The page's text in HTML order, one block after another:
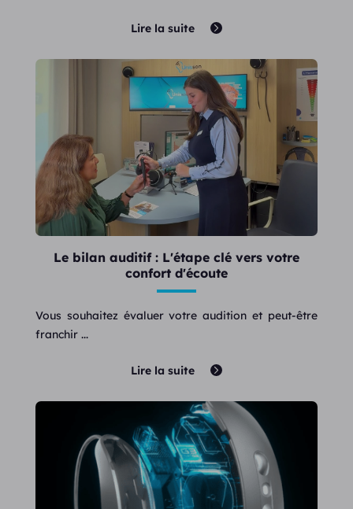
Lire la suite
Le bilan auditif : L'étape clé vers votre
confort d'écoute
Vous souhaitez évaluer votre audition et peut-être
franchir ...
Lire la suite